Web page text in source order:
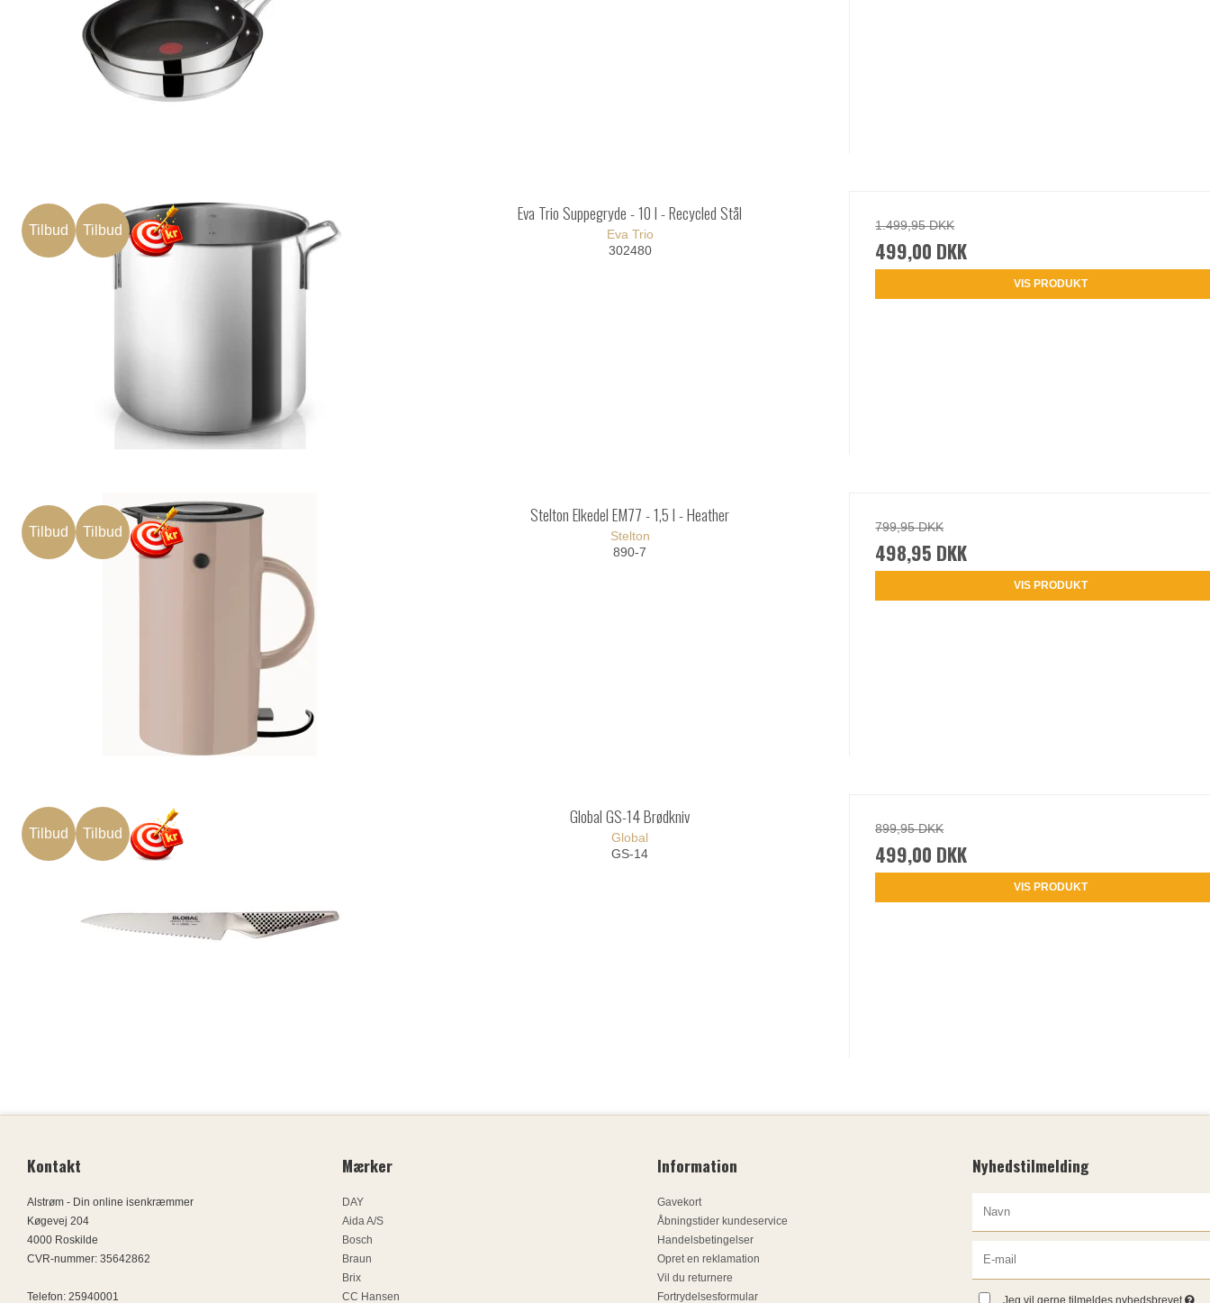
Tilbud Tilbud
Eva Trio Suppegryde - 10 l - Recycled Stål
Eva Trio
302480
1.499,95 DKK
499,00 DKK
VIS PRODUKT
Tilbud Tilbud
Stelton Elkedel EM77 - 1,5 l - Heather
Stelton
890-7
799,95 DKK
498,95 DKK
VIS PRODUKT
Tilbud Tilbud
Global GS-14 Brødkniv
Global
GS-14
899,95 DKK
499,00 DKK
VIS PRODUKT
Kontakt
Alstrøm - Din online isenkræmmer
Køgevej 204
4000 Roskilde
CVR-nummer: 35642862
Telefon: 25940001
Mærker
DAY
Aida A/S
Bosch
Braun
Brix
CC Hansen
Information
Gavekort
Åbningstider kundeservice
Handelsbetingelser
Opret en reklamation
Vil du returnere
Fortrydelsesformular
Nyhedstilmelding